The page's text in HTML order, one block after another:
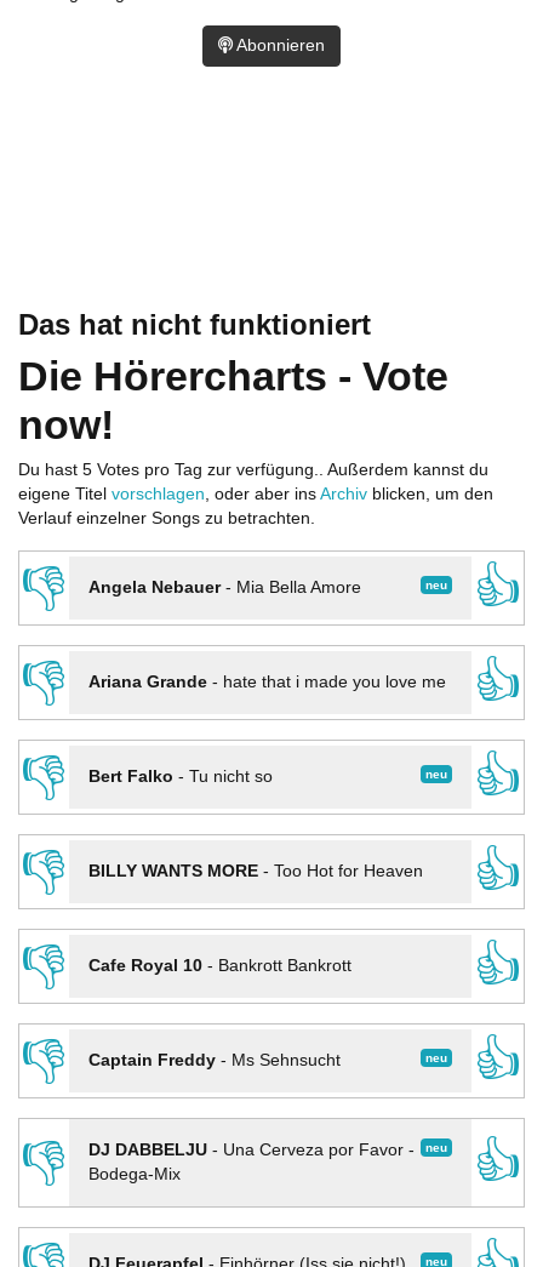
Das hat nicht funktioniert
Die Hörercharts - Vote
now!
Du hast 5 Votes pro Tag zur verfügung.. Außerdem kannst du
eigene Titel vorschlagen, oder aber ins Archiv blicken, um den
Verlauf einzelner Songs zu betrachten.
👎 neu
Angela Nebauer- Mia Bella Amore
👍
👎
Ariana Grande- hate that i made you love me
👍
👎
neu
Bert Falko - Tu nicht so
👍
👎
BILLY WANTS MORE- Too Hot for Heaven
👍
👎
Cafe Royal 10- Bankrott Bankrott
👍
👎
neu
Captain Freddy- Ms Sehnsucht
👍
👎
neu
DJ DABBELJU- Una Cerveza por Favor -
Bodega-Mix
👍
neu
Abonnieren